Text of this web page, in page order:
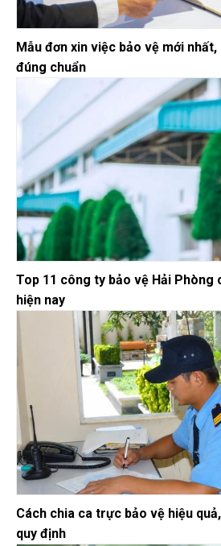
Mẫu đơn xin việc bảo vệ mới
đúng chuẩn
Top 11 công ty bảo vệ Hải Phòng
hiện nay
Cách chia ca trực bảo vệ hiệu
quy định